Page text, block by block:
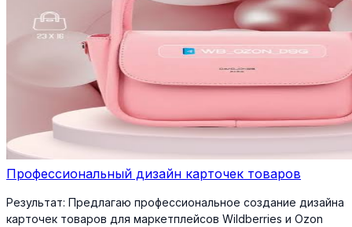
Профессиональный дизайн карточек товаров
Результат: Предлагаю профессиональное создание дизайна
карточек товаров для маркетплейсов Wildberries и Ozon